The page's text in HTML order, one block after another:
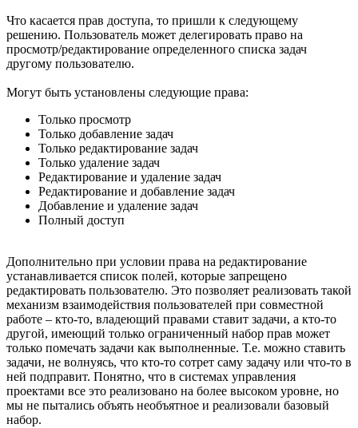
Что касается прав доступа, то пришли к следующему
решению. Пользователь может делегировать право на
просмотр/редактирование определенного списка задач
другому пользователю.
Могут быть установлены следующие права:
Только просмотр
Только добавление задач
Только редактирование задач
Только удаление задач
Редактирование и удаление задач
Редактирование и добавление задач
Добавление и удаление задач
Полный доступ
Дополнительно при условии права на редактирование
устанавливается список полей, которые запрещено
редактировать пользователю. Это позволяет реализовать такой
механизм взаимодействия пользователей при совместной
работе – кто-то, владеющий правами ставит задачи, а кто-то
другой, имеющий только ограниченный набор прав может
только помечать задачи как выполненные. Т.е. можно ставить
задачи, не волнуясь, что кто-то сотрет саму задачу или что-то в
ней подправит. Понятно, что в системах управления
проектами все это реализовано на более высоком уровне, но
мы не пытались объять необъятное и реализовали базовый
набор.